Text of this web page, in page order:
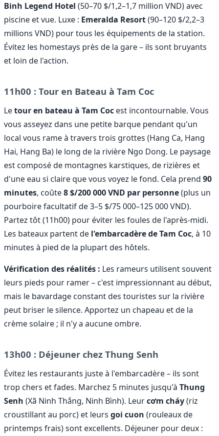
Binh Legend Hotel (50–70 $/1,2–1,7 million VND) avec
piscine et vue. Luxe : Emeralda Resort(90–120 $/2,2–3
millions VND) pour tous les équipements de la station.
Évitez les homestays près de la gare – ils sont bruyants
et loin de l'action.
11h00 : Tour en Bateau à Tam Coc
Letour en bateau à Tam Coc est incontournable. Vous
vous asseyez dans une petite barque pendant qu'un
local vous rame à travers trois grottes (Hang Ca, Hang
Hai, Hang Ba) le long de la rivière Ngo Dong. Le paysage
est composé de montagnes karstiques, de rizières et
d'une eau si claire que vous voyez le fond. Cela prend 90
minutes, coûte8 $/200 000 VND par personne(plus un
pourboire facultatif de 3–5 $/75 000–125 000 VND).
Partez tôt (11h00) pour éviter les foules de l'après-midi.
Les bateaux partent de l'embarcadère de Tam Coc, à 10
minutes à pied de la plupart des hôtels.
Vérification des réalités : Les rameurs utilisent souvent
leurs pieds pour ramer – c'est impressionnant au début,
mais le bavardage constant des touristes sur la rivière
peut briser le silence. Apportez un chapeau et de la
crème solaire ; il n'y a aucune ombre.
13h00 : Déjeuner chez Thung Senh
Évitez les restaurants juste à l'embarcadère – ils sont
trop chers et fades. Marchez 5 minutes jusqu'à Thung
Senh (Xã Ninh Thắng, Ninh Bình). Leurcơm cháy(riz
croustillant au porc) et leurs goi cuon (rouleaux de
printemps frais) sont excellents. Déjeuner pour deux :